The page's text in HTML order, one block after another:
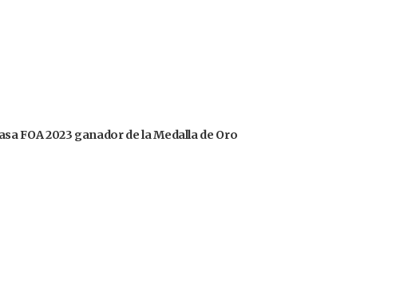
FOA 2023 ganador de la Medalla de Oro